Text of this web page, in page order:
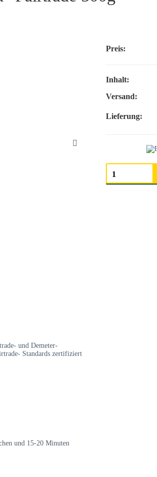
Preis:
Inhalt:
Versand:
Lieferung:
Menge auswählen
und Demeter-
Standards zertifiziert
und 15-20 Minuten